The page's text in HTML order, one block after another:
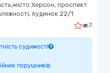
місто Херсон, проспект
будинок 22/1
7
судимості
порушників